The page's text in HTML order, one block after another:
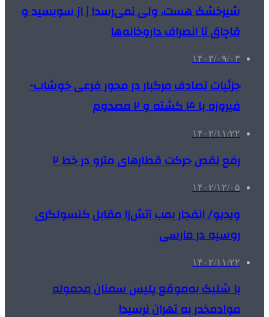
شیرخشک هست، ولی نمی‌رسد! | از سوبسید و
قاچاق تا انصراف داروخانه‌ها
۱۴۰۳/۰۹/۰۳
جزئیات تصادف مرگبار در محور فرعی خوشاب-
فیروزه با ۴ کشته و ۲ مصدوم
۱۴۰۲/۱۱/۲۲
رفع نقص حرکت قطارهای مترو در خط ۲
۱۴۰۲/۱۲/۰۵
ویدیو/ انفجار بمب آتش‌زا مقابل کنسولگری
روسیه در مارسی
۱۴۰۲/۱۱/۲۲
با شلیک به‌موقع پلیس سمنان محموله
موادمخدر به تهران نرسید!